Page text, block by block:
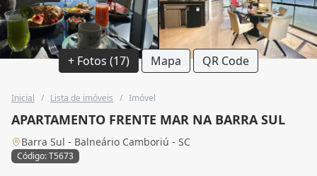
+ Fotos (17) Mapa QR Code
Inicial / Lista de imóveis / Imóvel
APARTAMENTO FRENTE MAR NA BARRA SUL
Barra Sul - Balneário Camboriú - SC
Código: T5673